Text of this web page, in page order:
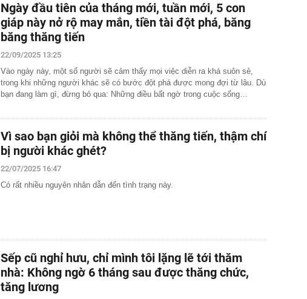
Ngày đầu tiên của tháng mới, tuần mới, 5 con
giáp này nở rộ may mắn, tiền tài đột phá, băng
băng thăng tiến
22/09/2025 13:25
Vào ngày này, một số người sẽ cảm thấy mọi việc diễn ra khá suôn sẻ,
trong khi những người khác sẽ có bước đột phá được mong đợi từ lâu. Dù
bạn đang làm gì, đừng bỏ qua: Những điều bất ngờ trong cuộc sống…
Vì sao bạn giỏi mà không thể thăng tiến, thậm chí
bị người khác ghét?
22/07/2025 16:47
Có rất nhiều nguyên nhân dẫn đến tình trạng này.
Sếp cũ nghỉ hưu, chỉ mình tôi lặng lẽ tới thăm
nhà: Không ngờ 6 tháng sau được thăng chức,
tăng lương